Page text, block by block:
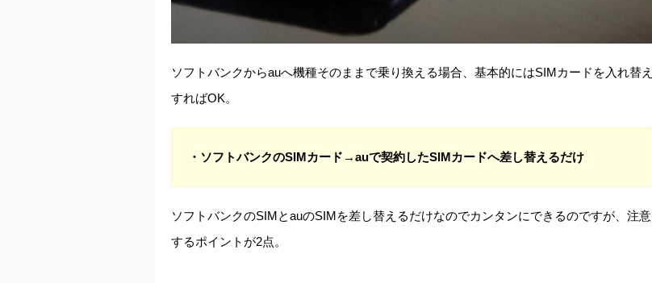
ソフトバンクからauへ機種そのままで乗り換える場合、基本的にはSIMカードを入れ替え
すればOK。
・ソフトバンクのSIMカード→auで契約したSIMカードへ差し替えるだけ
ソフトバンクのSIMとauのSIMを差し替えるだけなのでカンタンにできるのですが、注意
するポイントが2点。